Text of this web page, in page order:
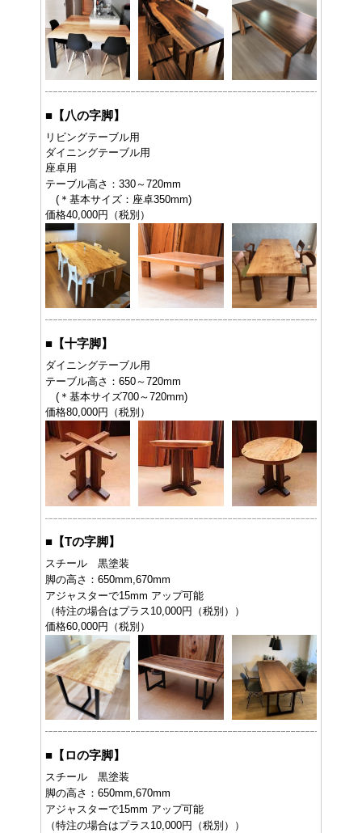
■ 【八の字脚】
リビングテーブル用
ダイニングテーブル用
座卓用
テーブル高さ：330～720mm
(＊基本サイズ：座卓350mm)
価格40,000円（税別）
■ 【十字脚】
ダイニングテーブル用
テーブル高さ：650～720mm
(＊基本サイズ700～720mm)
価格80,000円（税別）
■ 【Tの字脚】
スチール 黒塗装
脚の高さ：650mm,670mm
アジャスターで15mm アップ可能
（特注の場合はプラス10,000円（税別））
価格60,000円（税別）
■ 【ロの字脚】
スチール 黒塗装
脚の高さ：650mm,670mm
アジャスターで15mm アップ可能
（特注の場合はプラス10,000円（税別））